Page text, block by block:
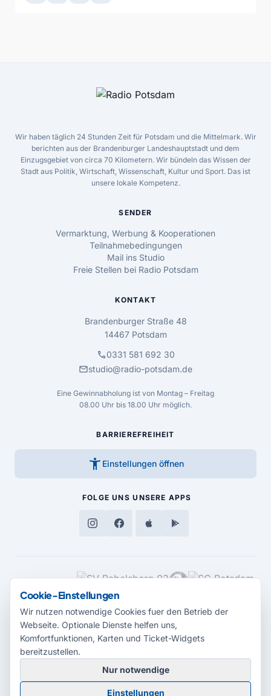
Wir haben täglich 24 Stunden Zeit für Potsdam und die Mittelmark. Wir
berichten aus der Brandenburger Landeshauptstadt und dem
Einzugsgebiet von circa 70 Kilometern. Wir bündeln das Wissen der
Stadt aus Politik, Wirtschaft, Wissenschaft, Kultur und Sport. Das ist
unsere lokale Kompetenz.
SENDER
Vermarktung, Werbung & Kooperationen
Teilnahmebedingungen
Mail ins Studio
Freie Stellen bei Radio Potsdam
KONTAKT
Brandenburger Straße 48
14467 Potsdam
call0331 581 692 30
mailstudio@radio-potsdam.de
Eine Gewinnabholung ist von Montag – Freitag
08.00 Uhr bis 18.00 Uhr möglich.
BARRIEREFREIHEIT
accessibility_new Einstellungen öffnen
FOLGE UNS UNSERE APPS
MEDIENPARTNER
© 2026 Radio Potsdam. Webseite entwickelt durch dieMedienagentur
Babelsberg
Cookie-Einstellungen
Wir nutzen notwendige Cookies fuer den Betrieb der
Webseite. Optionale Dienste helfen uns,
Komfortfunktionen, Karten und Ticket-Widgets
bereitzustellen.
Nur notwendige
Einstellungen